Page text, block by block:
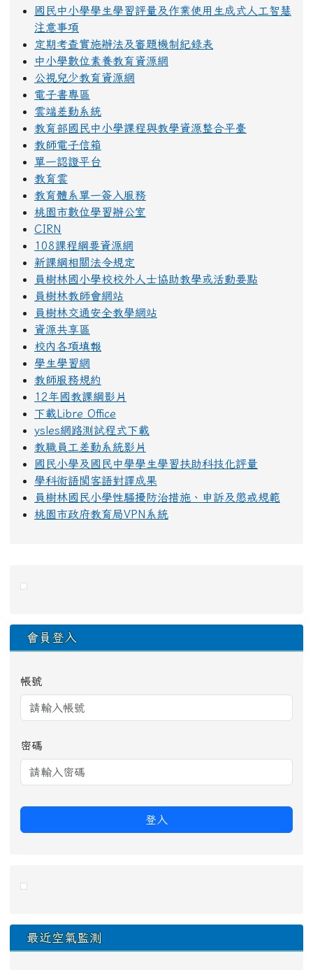
國民中小學學生學習評量及作業使用生成式人工智慧
注意事項
定期考查實施辦法及審題機制紀錄表
中小學數位素養教育資源網
公視兒少教育資源網
電子書專區
雲端差勤系統
教育部國民中小學課程與教學資源整合平臺
教師電子信箱
單一認證平台
教育雲
教育體系單一簽入服務
桃園市數位學習辦公室
CIRN
108課程綱要資源網
新課綱相關法令規定
員樹林國小學校校外人士協助教學或活動要點
員樹林教師會網站
員樹林交通安全教學網站
資源共享區
校內各項填報
學生學習網
教師服務規約
12年國教課綱影片
下載Libre Office
ysles網路測試程式下載
教職員工差勤系統影片
國民小學及國民中學學生學習扶助科技化評量
學科術語閩客語對譯成果
員樹林國民小學性騷擾防治措施、申訴及懲戒規範
桃園市政府教育局VPN系統
會員登入
帳號
密碼
登入
最近空氣監測